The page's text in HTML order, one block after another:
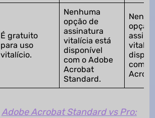
É gratuito
para uso
vitalício.
Nenhuma
opção de
assinatura
vitalícia está
disponível
com o Adobe
Acrobat
Standard.
opção
com o
Adobe Acrobat Standard vs Pro: